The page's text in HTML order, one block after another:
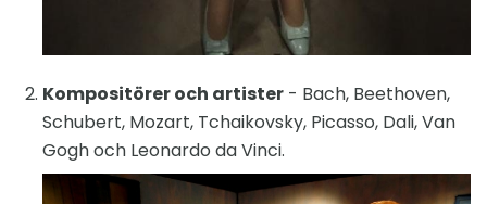
Kompositörer och artister - Bach, Beethoven,
Schubert, Mozart, Tchaikovsky, Picasso, Dali, Van
Gogh och Leonardo da Vinci.